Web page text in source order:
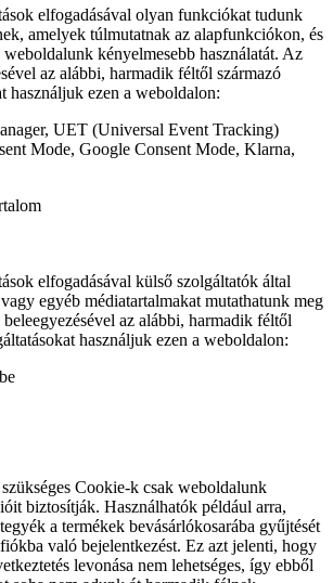
elfogadásával olyan funkciókat tudunk
amelyek túlmutatnak az alapfunkciókon, és
kényelmesebb használatát. Az
az alábbi, harmadik féltől származó
használjuk ezen a weboldalon:
UET (Universal Event Tracking)
Mode, Google Consent Mode, Klarna,
elfogadásával külső szolgáltatók által
egyéb médiatartalmakat mutathatunk meg
az alábbi, harmadik féltől
használjuk ezen a weboldalon:
Cookie-k csak weboldalunk
biztosítják. Használhatók például arra,
a termékek bevásárlókosarába gyűjtését
való bejelentkezést. Ez azt jelenti, hogy
levonása nem lehetséges, így ebből